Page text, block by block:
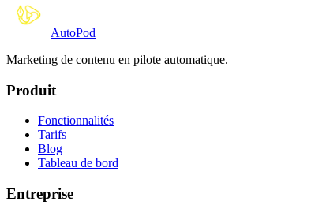
AutoPod
Marketing de contenu en pilote automatique.
Produit
Fonctionnalités
Tarifs
Blog
Tableau de bord
Entreprise